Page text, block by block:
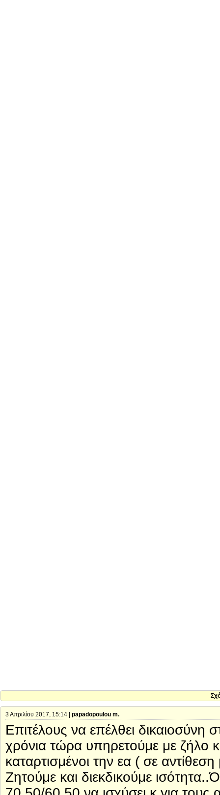
3 Απριλίου 2017, 15:14 | papadopoulou m.
Επιτέλους να επέλθει
χρόνια τώρα υπηρετούμε με ζήλο
καταρτισμένοι την εα ( σε
Ζητούμε και διεκδικούμε